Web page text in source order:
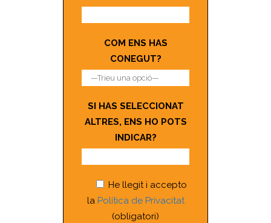
COM ENS HAS
CONEGUT?
SI HAS SELECCIONAT
ALTRES, ENS HO POTS
INDICAR?
He llegit i accepto
la Política de Privacitat
(obligatori)